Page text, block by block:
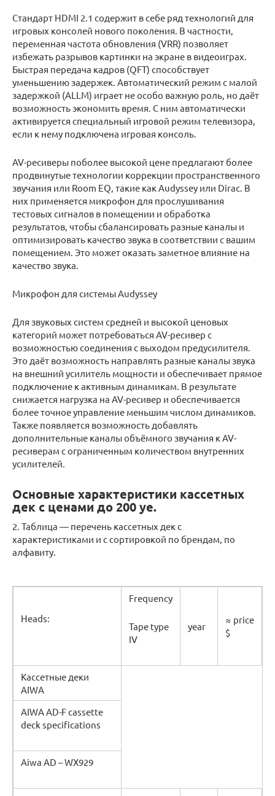
Стандарт HDMI 2.1 содержит в себе ряд технологий для
игровых консолей нового поколения. В частности,
переменная частота обновления (VRR) позволяет
избежать разрывов картинки на экране в видеоиграх.
Быстрая передача кадров (QFT) способствует
уменьшению задержек. Автоматический режим с малой
задержкой (ALLM) играет не особо важную роль, но даёт
возможность экономить время. С ним автоматически
активируется специальный игровой режим телевизора,
если к нему подключена игровая консоль.
AV-ресиверы поболее высокой цене предлагают более
продвинутые технологии коррекции пространственного
звучания или Room EQ, такие как Audyssey или Dirac. В
них применяется микрофон для прослушивания
тестовых сигналов в помещении и обработка
результатов, чтобы сбалансировать разные каналы и
оптимизировать качество звука в соответствии с вашим
помещением. Это может оказать заметное влияние на
качество звука.
Микрофон для системы Audyssey
Для звуковых систем средней и высокой ценовых
категорий может потребоваться AV-ресивер с
возможностью соединения с выходом предусилителя.
Это даёт возможность направлять разные каналы звука
на внешний усилитель мощности и обеспечивает прямое
подключение к активным динамикам. В результате
снижается нагрузка на AV-ресивер и обеспечивается
более точное управление меньшим числом динамиков.
Также появляется возможность добавлять
дополнительные каналы объёмного звучания к AV-
ресиверам с ограниченным количеством внутренних
усилителей.
Основные характеристики кассетных
дек с ценами до 200 уе.
2. Таблица — перечень кассетных дек с
характеристиками и с сортировкой по брендам, по
алфавиту.
Heads:
Frequency
Tape type
IV
year
≈ price
$
Кассетные деки
AIWA
AIWA AD-F cassette
deck specifications
Aiwa AD – WX929